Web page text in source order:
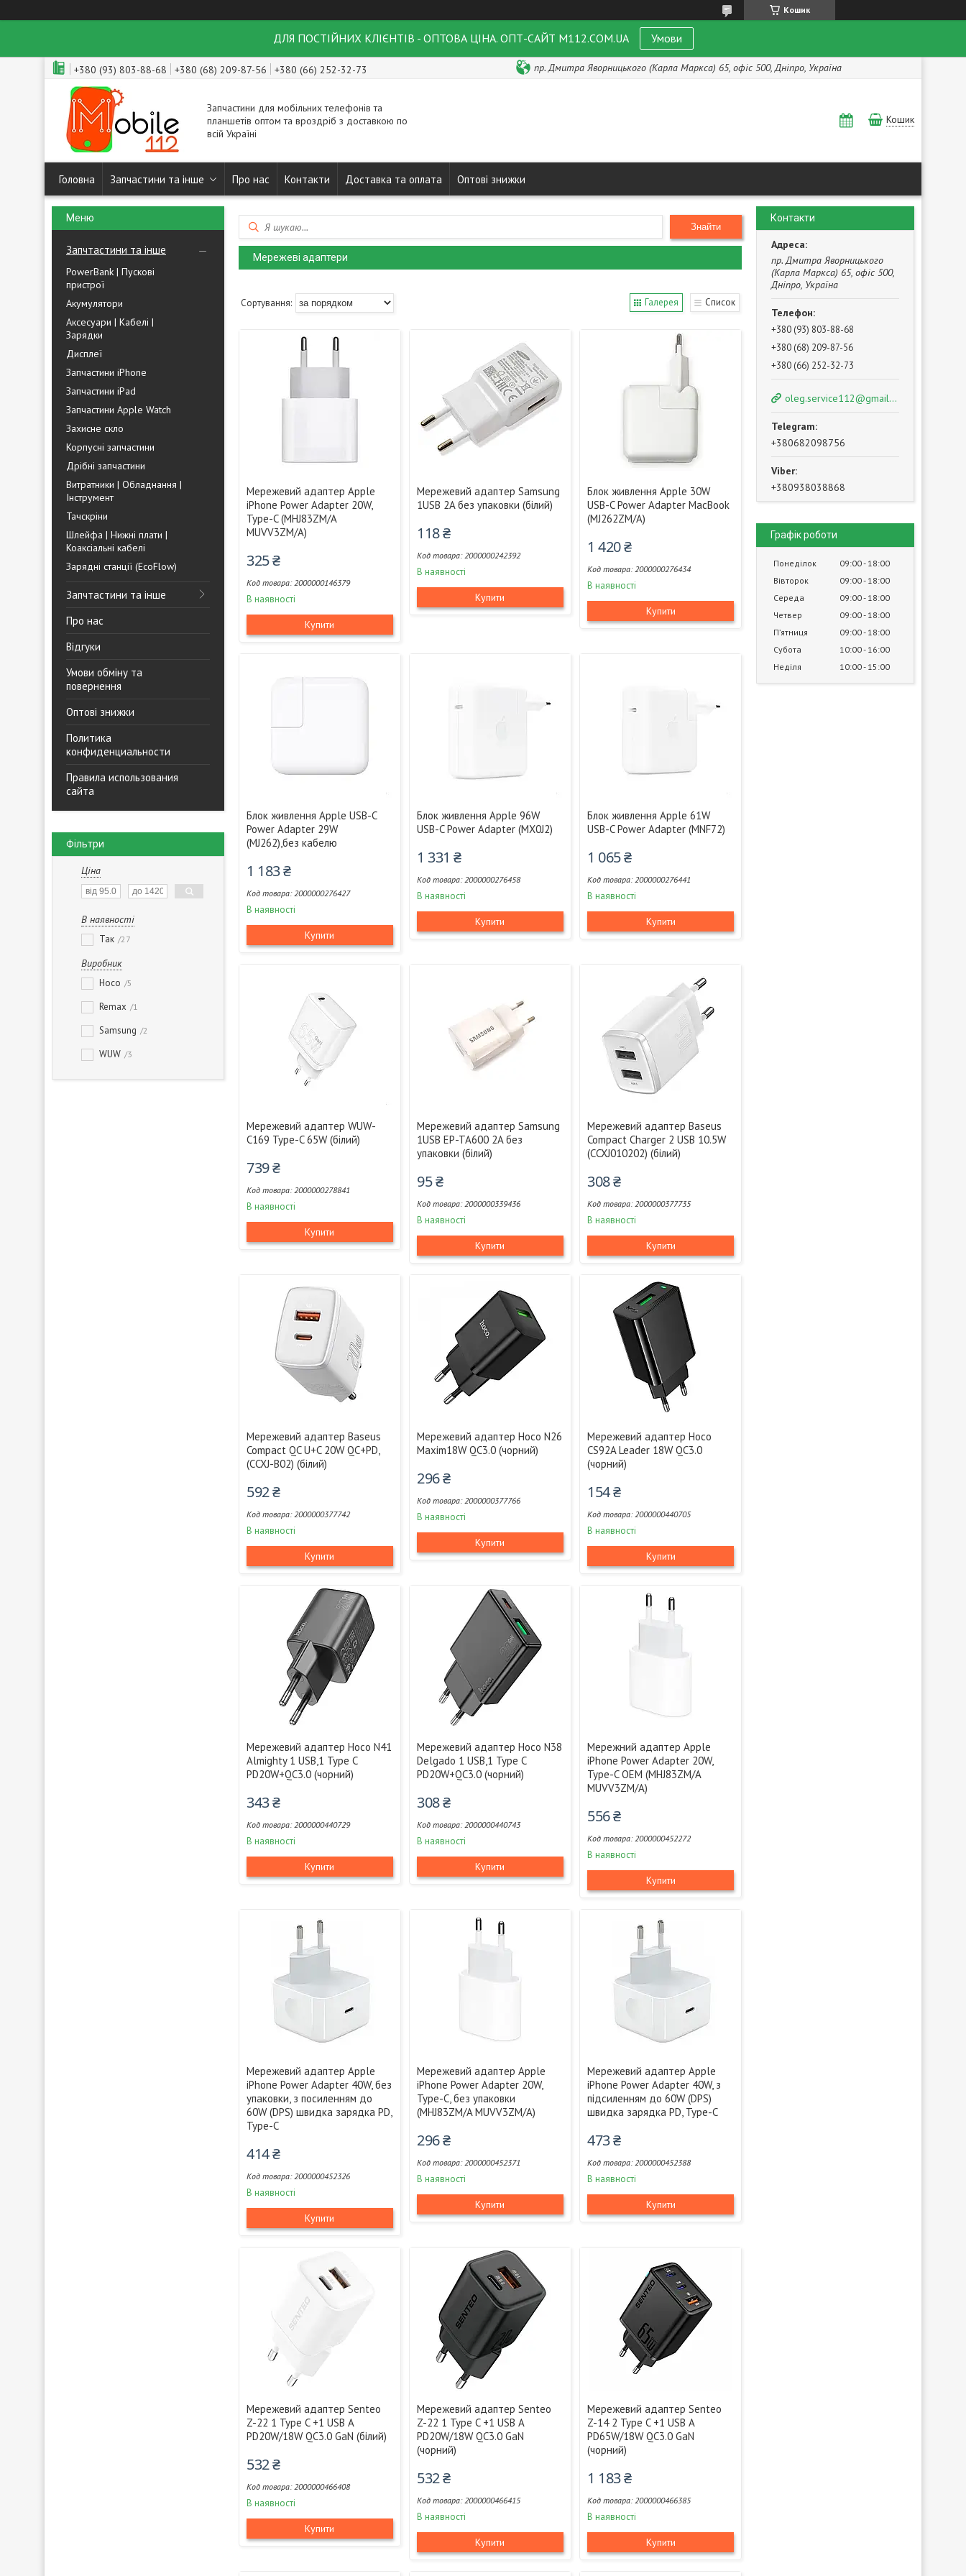
Кошик
ДЛЯ ПОСТІЙНИХ КЛІЄНТІВ - ОПТОВА ЦІНА. ОПТ-САЙТ M112.COM.UA Умови
+380 (93) 803-88-68 +380 (68) 209-87-56 +380 (66) 252-32-73 пр. Дмитра Яворницького (Карла Маркса) 65, офіс 500, Дніпро, Україна
Запчастини для мобільних телефонів та
планшетів оптом та вроздріб з доставкою по
всій Україні
Кошик
Головна Запчастини та інше Про нас Контакти Доставка та оплата Оптові знижки
Запчтастини та інше
PowerBank | Пускові
пристрої
Акумулятори
Аксесуари | Кабелі |
Зарядки
Дисплеї
Запчастини iPhone
Запчастини iPad
Запчастини Apple Watch
Захисне скло
Корпусні запчастини
Дрібні запчастини
Витратники | Обладнання |
Інструмент
Тачскріни
Шлейфа | Нижні плати |
Коаксіальні кабелі
Зарядні станції (EcoFlow)
Запчтастини та інше
Про нас
Відгуки
Умови обміну та
повернення
Оптові знижки
Политика
конфиденциальности
Правила использования
сайта
Фільтри
Ціна
В наявності
Так 27
Виробник
Hoco 5
Remax 1
Samsung 2
WUW 3
Знайти
Мережеві адаптери
Галерея Список
Мережевий адаптер Apple
iPhone Power Adapter 20W,
Type-C (MHJ83ZM/A
MUVV3ZM/A)
325 ₴
2000000146379
В наявності
Купити
Мережевий адаптер Samsung
1USB 2A без упаковки (білий)
118 ₴
2000000242392
В наявності
Купити
Блок живлення Apple 30W
USB-C Power Adapter MacBook
(MJ262ZM/A)
1 420 ₴
2000000276434
В наявності
Купити
Блок живлення Apple USB-С
Power Adapter 29W
(MJ262),без кабелю
1 183 ₴
2000000276427
В наявності
Купити
Блок живлення Apple 96W
USB-C Power Adapter (MX0J2)
1 331 ₴
2000000276458
В наявності
Купити
Блок живлення Apple 61W
USB-C Power Adapter (MNF72)
1 065 ₴
2000000276441
В наявності
Купити
Мережевий адаптер WUW-
C169 Type-C 65W (білий)
739 ₴
2000000278841
В наявності
Купити
Мережевий адаптер Samsung
1USB EP-TA600 2A без
упаковки (білий)
95 ₴
2000000339436
В наявності
Купити
Мережевий адаптер Baseus
Compact Charger 2 USB 10.5W
(CCXJ010202) (білий)
308 ₴
2000000377735
В наявності
Купити
Мережевий адаптер Baseus
Compact QC U+C 20W QC+PD,
(CCXJ-B02) (білий)
592 ₴
2000000377742
В наявності
Купити
Мережевий адаптер Hoco N26
Maxim18W QC3.0 (чорний)
296 ₴
2000000377766
В наявності
Купити
Мережевий адаптер Hoco
CS92A Leader 18W QC3.0
(чорний)
154 ₴
2000000440705
В наявності
Купити
Мережевий адаптер Hoco N41
Almighty 1 USB,1 Type C
PD20W+QC3.0 (чорний)
343 ₴
2000000440729
В наявності
Купити
Мережевий адаптер Hoco N38
Delgado 1 USB,1 Type C
PD20W+QC3.0 (чорний)
308 ₴
2000000440743
В наявності
Купити
Мережний адаптер Apple
iPhone Power Adapter 20W,
Type-C OEM (MHJ83ZM/A
MUVV3ZM/A)
556 ₴
2000000452272
В наявності
Купити
Мережевий адаптер Apple
iPhone Power Adapter 40W, без
упаковки, з посиленням до
60W (DPS) швидка зарядка PD,
Type-C
414 ₴
2000000452326
В наявності
Купити
Мережевий адаптер Apple
iPhone Power Adapter 20W,
Type-C, без упаковки
(MHJ83ZM/A MUVV3ZM/A)
296 ₴
2000000452371
В наявності
Купити
Мережевий адаптер Apple
iPhone Power Adapter 40W, з
підсиленням до 60W (DPS)
швидка зарядка PD, Type-C
473 ₴
2000000452388
В наявності
Купити
Мережевий адаптер Senteo
Z-22 1 Type C +1 USB A
PD20W/18W QC3.0 GaN (білий)
532 ₴
2000000466408
В наявності
Купити
Мережевий адаптер Senteo
Z-22 1 Type C +1 USB A
PD20W/18W QC3.0 GaN
(чорний)
532 ₴
2000000466415
В наявності
Купити
Мережевий адаптер Senteo
Z-14 2 Type C +1 USB A
PD65W/18W QC3.0 GaN
(чорний)
1 183 ₴
2000000466385
В наявності
Купити
Контакти
пр. Дмитра Яворницького
(Карла Маркса) 65, офіс 500,
Дніпро, Україна
+380 (93) 803-88-68
+380 (68) 209-87-56
+380 (66) 252-32-73
oleg.service112@gmail.com
+380682098756
+380938038868
Графік роботи
Понеділок 09:00 18:00
Вівторок
09:00 18:00
Середа
09:00 18:00
Четвер
09:00 18:00
Пʼятниця
09:00 18:00
Субота
10:00 16:00
Неділя
10:00 15:00